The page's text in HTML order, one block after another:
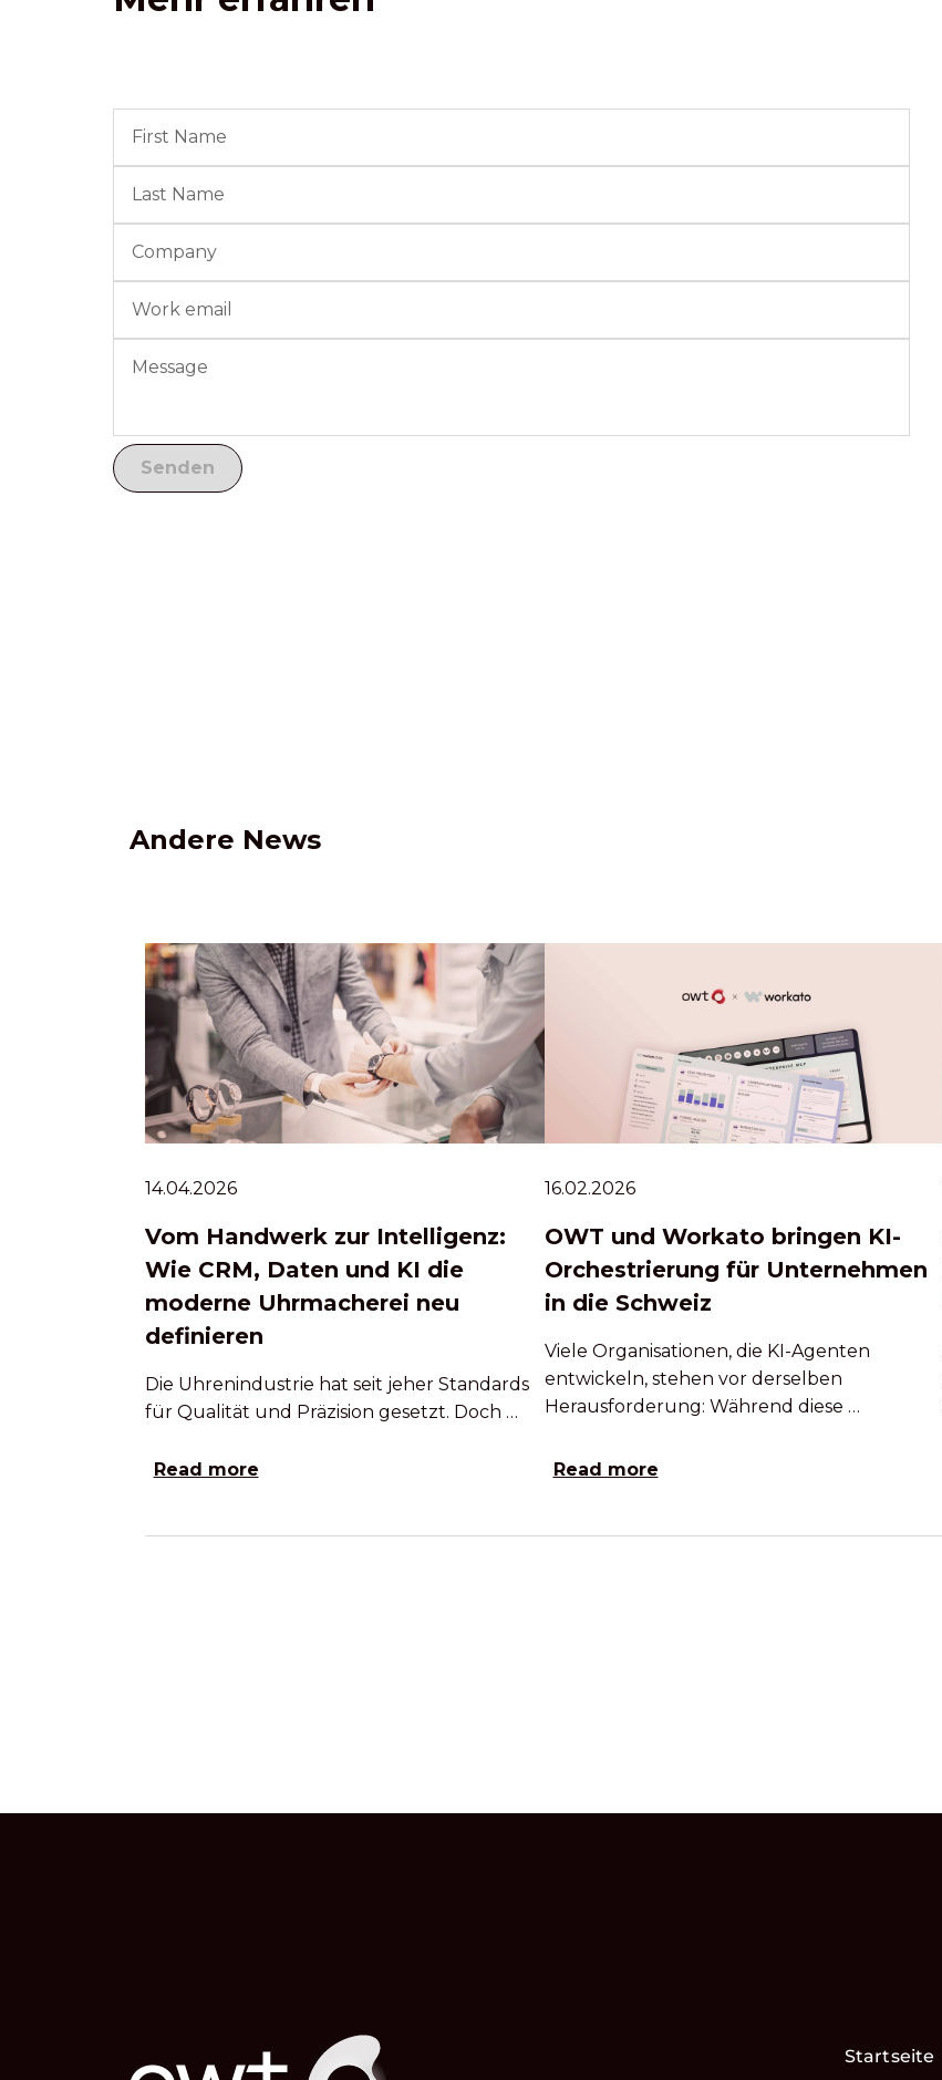
Andere News
14.04.2026
Vom Handwerk zur Intelligenz:
Wie CRM, Daten und KI die
moderne Uhrmacherei neu
definieren
Die Uhrenindustrie hat seit jeher Standards
für Qualität und Präzision gesetzt. Doch …
Read more
16.02.2026
OWT und Workato bringen KI-
Orchestrierung für Unternehmen
in die Schweiz
Viele Organisationen, die KI-Agenten
entwickeln, stehen vor derselben
Herausforderung: Während diese …
Read more
Startseite